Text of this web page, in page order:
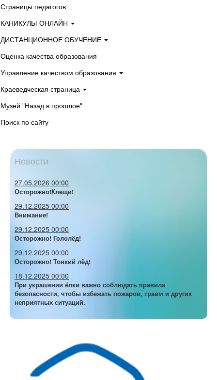
Страницы педагогов
КАНИКУЛЫ-ОНЛАЙН
ДИСТАНЦИОННОЕ ОБУЧЕНИЕ
Оценка качества образования
Управление качеством образования
Краеведческая страница
Музей "Назад в прошлое"
Поиск по сайту
Новости
27.05.2026 00:00
Осторожно!Клещи!
29.12.2025 00:00
Внимание!
29.12.2025 00:00
Осторожно! Гололёд!
29.12.2025 00:00
Осторожно! Тонкий лёд!
18.12.2025 00:00
При украшении ёлки важно соблюдать правила
безопасности, чтобы избежать пожаров, травм и других
неприятных ситуаций.